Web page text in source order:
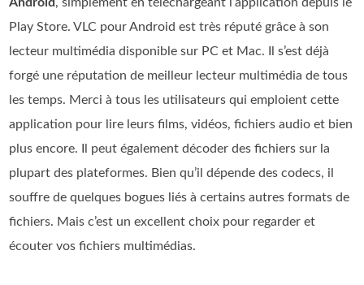
Play Store. VLC pour Android est très réputé grâce à son
lecteur multimédia disponible sur PC et Mac. Il s’est déjà
forgé une réputation de meilleur lecteur multimédia de tous
les temps. Merci à tous les utilisateurs qui emploient cette
application pour lire leurs films, vidéos, fichiers audio et bien
plus encore. Il peut également décoder des fichiers sur la
plupart des plateformes. Bien qu’il dépende des codecs, il
souffre de quelques bogues liés à certains autres formats de
fichiers. Mais c’est un excellent choix pour regarder et
écouter vos fichiers multimédias.